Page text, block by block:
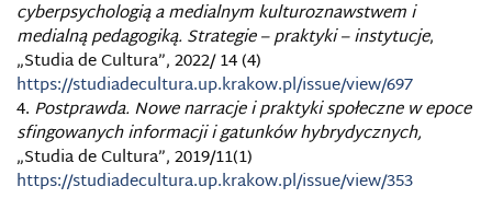
cyberpsychologią a medialnym kulturoznawstwem i
medialną pedagogiką. Strategie – praktyki – instytucje,
„Studia de Cultura”, 2022/ 14 (4)
https://studiadecultura.up.krakow.pl/issue/view/697
Postprawda. Nowe narracje i praktyki społeczne w epoce
sfingowanych informacji i gatunków hybrydycznych,
„Studia de Cultura”, 2019/11(1)
https://studiadecultura.up.krakow.pl/issue/view/353